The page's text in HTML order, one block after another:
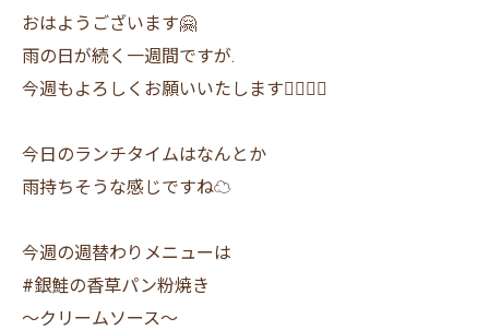
おはようございます🤗
雨の日が続く一週間ですが.
今週もよろしくお願いいたします🙇‍♂️🙇‍♀️
今日のランチタイムはなんとか
雨持ちそうな感じですね☁️
今週の週替わりメニューは
#銀鮭の香草パン粉焼き
〜クリームソース〜